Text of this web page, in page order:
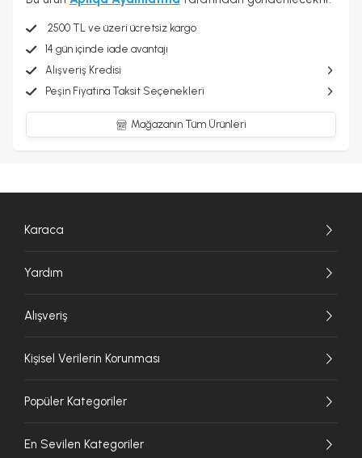
2500 TL ve üzeri ücretsiz kargo
14 gün içinde iade avantajı
Alışveriş Kredisi
Peşin Fiyatına Taksit Seçenekleri
Mağazanın Tüm Ürünleri
Karaca
Yardım
Alışveriş
Kişisel Verilerin Korunması
Popüler Kategoriler
En Sevilen Kategoriler